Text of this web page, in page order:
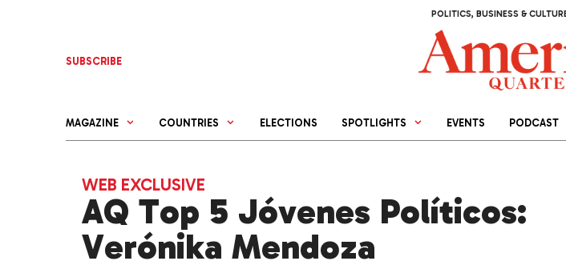
POLITICS, BUSINESS &
SUBSCRIBE
MAGAZINE COUNTRIES ELECTIONS SPOTLIGHTS EVENTS PODCAST
WEB EXCLUSIVE
AQ Top 5 Jóvenes Políticos:
Verónika Mendoza